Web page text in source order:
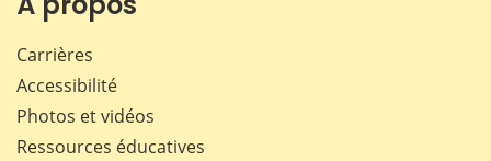
Carrières
Accessibilité
Photos et vidéos
Ressources éducatives